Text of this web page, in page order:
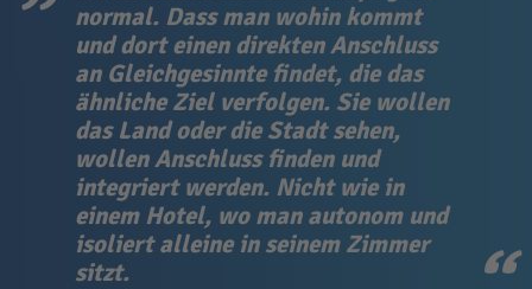
normal. Dass man wohin kommt
und dort einen direkten Anschluss
an Gleichgesinnte findet, die das
ähnliche Ziel verfolgen. Sie wollen
das Land oder die Stadt sehen,
wollen Anschluss finden und
integriert werden. Nicht wie in
einem Hotel, wo man autonom und
isoliert alleine in seinem Zimmer
sitzt.